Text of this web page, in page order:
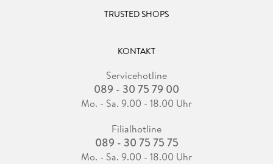
TRUSTED SHOPS
KONTAKT
Servicehotline
089 - 30 75 79 00
Mo. - Sa. 9.00 - 18.00 Uhr
Filialhotline
089 - 30 75 75 75
Mo. - Sa. 9.00 - 18.00 Uhr